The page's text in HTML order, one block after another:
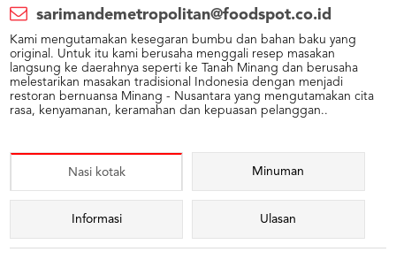
TERMS
&
CALL
CENTER
021
5091
LOGIN
DAFTAR
sarimandemetropolitan@foodspot.co.id
Kami mengutamakan kesegaran bumbu dan bahan baku yang
original. Untuk itu kami berusaha menggali resep masakan
langsung ke daerahnya seperti ke Tanah Minang dan berusaha
melestarikan masakan tradisional Indonesia dengan menjadi
restoran bernuansa Minang - Nusantara yang mengutamakan cita
rasa, kenyamanan, keramahan dan kepuasan pelanggan..
Nasi kotak Minuman
Informasi Ulasan